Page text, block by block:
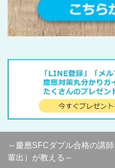
～慶應SFCダブル合格の講
輩出）が教える～